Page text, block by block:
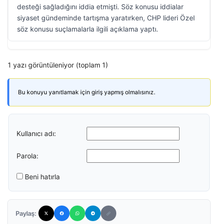
desteği sağladığını iddia etmişti. Söz konusu iddialar
siyaset gündeminde tartışma yaratırken, CHP lideri Özel
söz konusu suçlamalarla ilgili açıklama yaptı.
1 yazı görüntüleniyor (toplam 1)
Bu konuyu yanıtlamak için giriş yapmış olmalısınız.
Kullanıcı adı:
Parola:
Beni hatırla
Paylaş: